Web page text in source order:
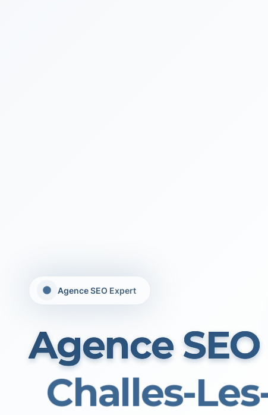
Agence SEO Expert
Agence SEO
Challes-